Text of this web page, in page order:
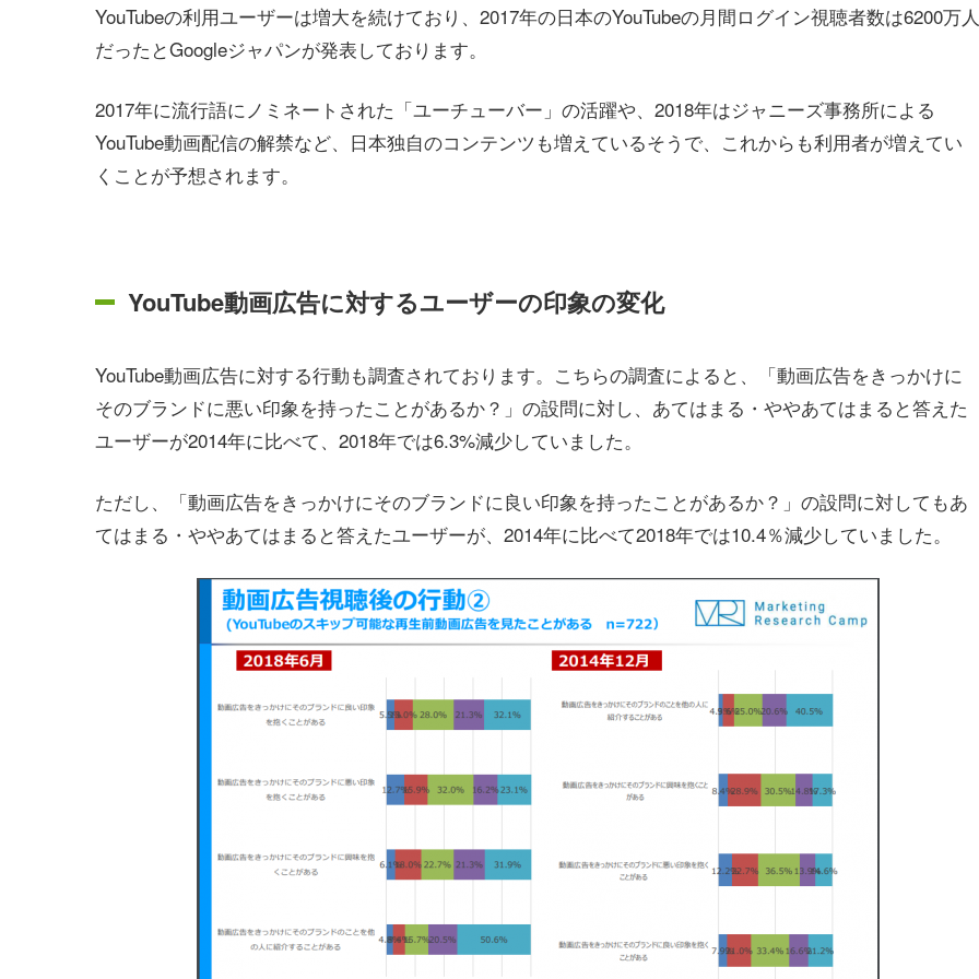
YouTubeの利用ユーザーは増大を続けており、2017年の日本のYouTubeの月間ログイン視聴者数は6200万人
だったとGoogleジャパンが発表しております。
2017年に流行語にノミネートされた「ユーチューバー」の活躍や、2018年はジャニーズ事務所による
YouTube動画配信の解禁など、日本独自のコンテンツも増えているそうで、これからも利用者が増えてい
くことが予想されます。
YouTube動画広告に対するユーザーの印象の変化
YouTube動画広告に対する行動も調査されております。こちらの調査によると、「動画広告をきっかけに
そのブランドに悪い印象を持ったことがあるか？」の設問に対し、あてはまる・ややあてはまると答えた
ユーザーが2014年に比べて、2018年では6.3%減少していました。
ただし、「動画広告をきっかけにそのブランドに良い印象を持ったことがあるか？」の設問に対してもあ
てはまる・ややあてはまると答えたユーザーが、2014年に比べて2018年では10.4％減少していました。